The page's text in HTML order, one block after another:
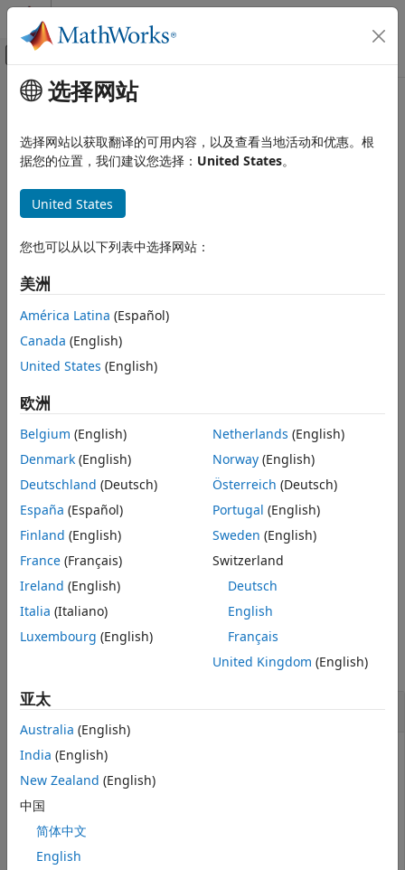
跳到内容
画布外导航菜单切换
文档主页
Symbolic Math Toolbox
符号变量、表达式、函数和设置
Symbolic Math Toolbox
符号与数值之间的转换
symfun
本页内容
语法
示例
输入参量
输出参量
主要内容
symfun
创建符号函数
全页折叠
语法
f(inputs) = formula
f = symfun(fM)
说明
f(inputs) =formula
inputs中的符号变量是输入参量。符号表达式
示例
f= symfun(formula 是创建符号函数的形式语法方式。
示例
f = symfun(fM) symfunmatrix类型的符号矩阵函数
symfun类型的符号函数 (自 R2024b 起)
示例
示例
创建并定义符号函数
定义符号函数f(x,y) = x + y
f(x,y) = x + y
选择网站
选择网站以获取翻译的可用内容，以及查看当地活动和优惠。根
据您的位置，我们建议您选择： United States。
United States
您也可以从以下列表中选择网站：
美洲
América Latina (Español)
Canada (English)
United States (English)
欧洲
Belgium (English)
Denmark (English)
Deutschland (Deutsch)
España (Español)
Finland (English)
France (Français)
Ireland (English)
Italia (Italiano)
Luxembourg (English)
Netherlands (English)
Norway(English)
Österreich (Deutsch)
Portugal (English)
Sweden (English)
Switzerland
Deutsch
English
Français
United Kingdom (English)
亚太
Australia (English)
India (English)
New Zealand (English)
中国
简体中文
English